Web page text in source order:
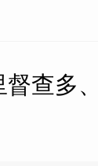
查多